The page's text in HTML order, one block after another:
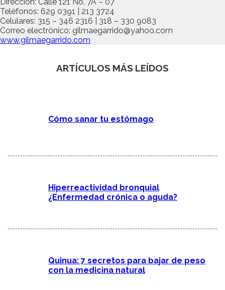
Teléfonos: 629 0391 | 213 3724
Celulares: 315 – 346 2316 | 318 – 330 9083
Correo electrónico: gilmaegarrido@yahoo.com
www.gilmaegarrido.com
ARTÍCULOS MÁS LEÍDOS
Cómo sanar tu estómago
Hiperreactividad bronquial
¿Enfermedad crónica o aguda?
Quinua: 7 secretos para bajar de peso
con la medicina natural